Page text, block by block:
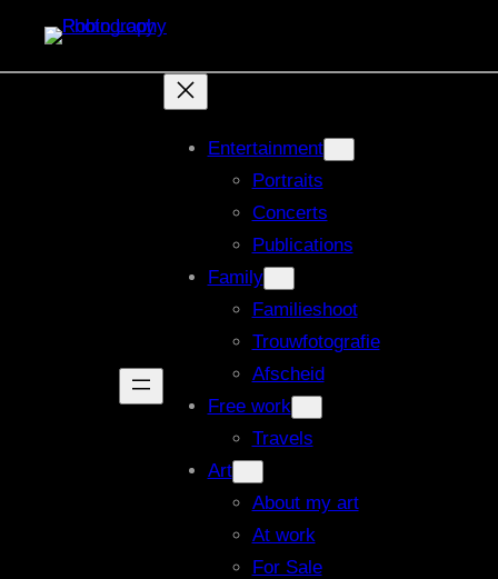
de
Entertainment
Portraits
Concerts
Publications
Family
Familieshoot
Trouwfotografie
Afscheid
Free work
Travels
Art
About my art
At work
For Sale